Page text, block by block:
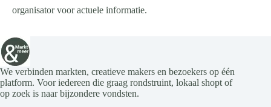
organisator voor actuele informatie.
We verbinden markten, creatieve makers en bezoekers op één
platform. Voor iedereen die graag rondstruint, lokaal shopt of
op zoek is naar bijzondere vondsten.